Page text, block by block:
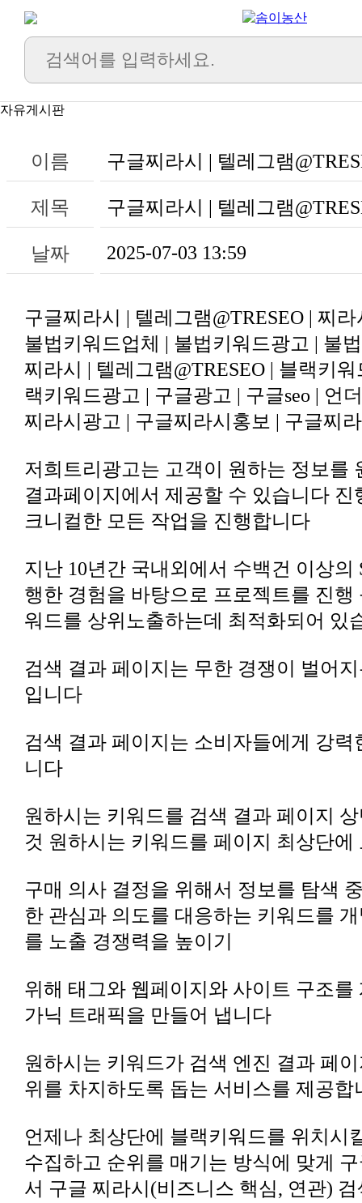
자유게시판
이름 구글찌라시 | 텔레그램
제목 구글찌라시 | 텔레그램
날짜 2025-07-03 13:59
구글찌라시 | 텔레그램@TRESEO | 찌
찌라시광고 | 구글찌라시홍보 | 구글찌
크니컬한 모든 작업을 진행합니다
워드를 상위노출하는데 최적화되어 있
입니다
니다
것 원하시는 키워드를 페이지 최상단에
를 노출 경쟁력을 높이기
가닉 트래픽을 만들어 냅니다
위를 차지하도록 돕는 서비스를 제공합